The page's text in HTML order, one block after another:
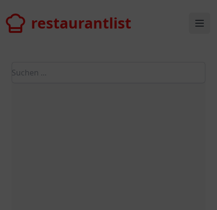
restaurantlistrestaurantlist